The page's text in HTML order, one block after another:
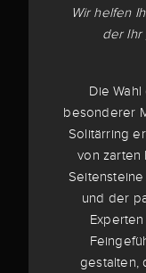
Wir helfen
der Ihr
Die
besonderer
Solitärring
von zarten
und der
gestalten,